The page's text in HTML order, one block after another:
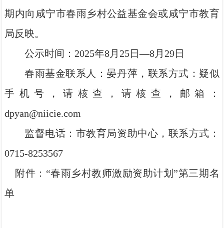
期内向咸宁市春雨乡村公益基金会或咸宁市教育
局反映。
公示时间：2025年8月25日—8月29日
春雨基金联系人：晏丹萍，联系方式： 疑似
手机号，请核查
，请核查，邮箱：
dpyan@niicie.com
监督电话：市教育局资助中心，联系方式：
0715-8253567
附件：“春雨乡村教师激励资助计划”第三期名
单